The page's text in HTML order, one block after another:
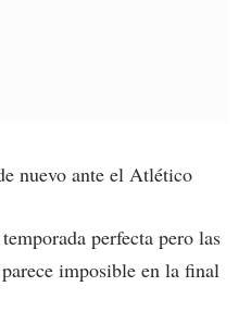
nuevo ante el Atlético
perfecta pero las
imposible en la final